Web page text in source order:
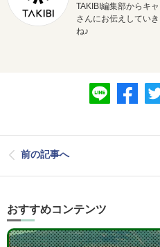
TAKIBI編集部からキ
さんにお伝えしてい
ね♪
前の記事へ
おすすめコンテンツ